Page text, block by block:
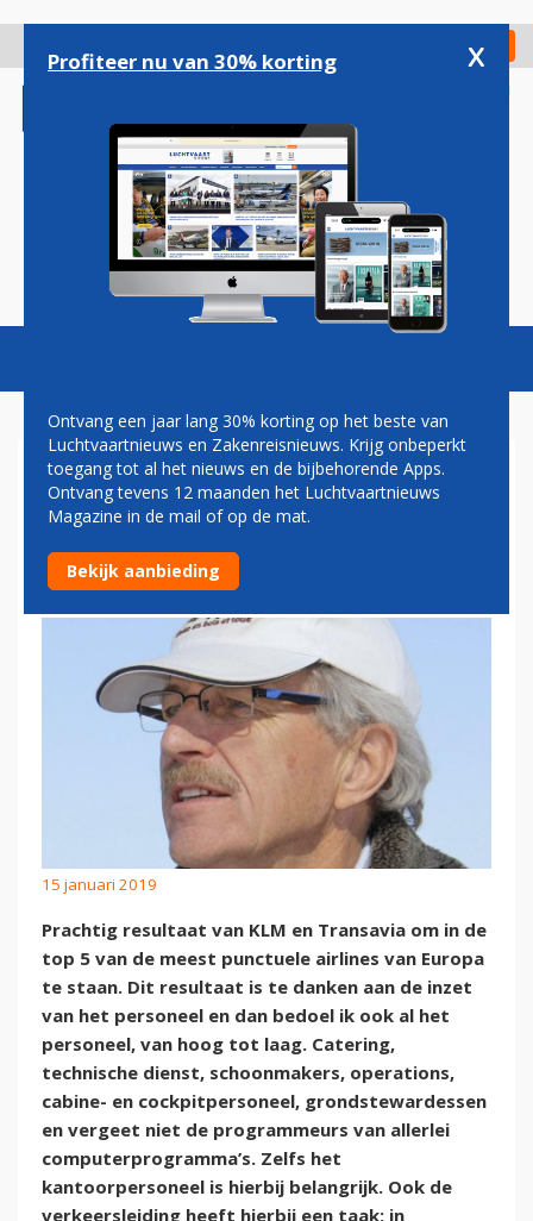
gaan
Check in
Magazine Podcasts Vacatures
PAUL GROVE: KLM EN
TRANSAVIA MEEST
PUNCTUEEL
15 januari 2019
Prachtig resultaat van KLM en Transavia om in de
top 5 van de meest punctuele airlines van Europa
te staan. Dit resultaat is te danken aan de inzet
van het personeel en dan bedoel ik ook al het
personeel, van hoog tot laag. Catering,
technische dienst, schoonmakers, operations,
cabine- en cockpitpersoneel, grondstewardessen
en vergeet niet de programmeurs van allerlei
computerprogramma’s. Zelfs het
kantoorpersoneel is hierbij belangrijk. Ook de
verkeersleiding heeft hierbij een taak; in
Profiteer nu van 30% korting x
Ontvang een jaar lang 30% korting op het beste van
Luchtvaartnieuws en Zakenreisnieuws. Krijg onbeperkt
toegang tot al het nieuws en de bijbehorende Apps.
Ontvang tevens 12 maanden het Luchtvaartnieuws
Magazine in de mail of op de mat.
Bekijk aanbieding